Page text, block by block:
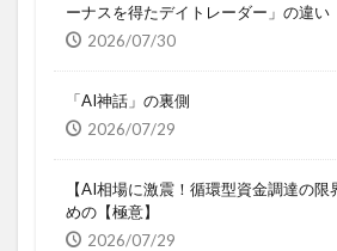
ーナスを得たデイトレーダー」の違い
2026/07/30
「AI神話」の裏側
2026/07/29
【AI相場に激震！循環型資金調達の
めの【極意】
2026/07/29